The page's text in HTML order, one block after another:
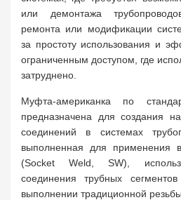
или демонтажа
ремонта или модификации
за простоту использования и
ограниченным доступом, где
затруднено.
Муфта-американка по
предназначена для создания
соединений в системах
выполненная для применения
(Socket Weld, SW),
соединения трубных
выполнении традиционной